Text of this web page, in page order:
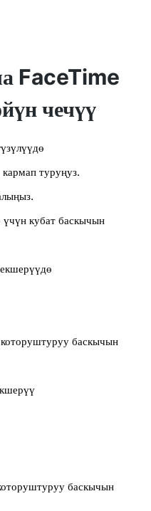
FaceTime
чечүү
туруңуз.
үчүн кубат баскычын
баскычын
баскычын